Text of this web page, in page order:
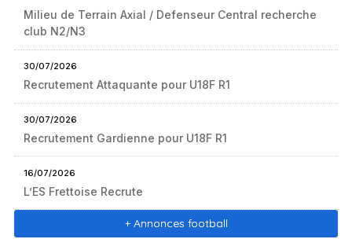
Milieu de Terrain Axial / Defenseur Central recherche
club N2/N3
30/07/2026
Recrutement Attaquante pour U18F R1
30/07/2026
Recrutement Gardienne pour U18F R1
16/07/2026
L’ES Frettoise Recrute
+ Annonces football